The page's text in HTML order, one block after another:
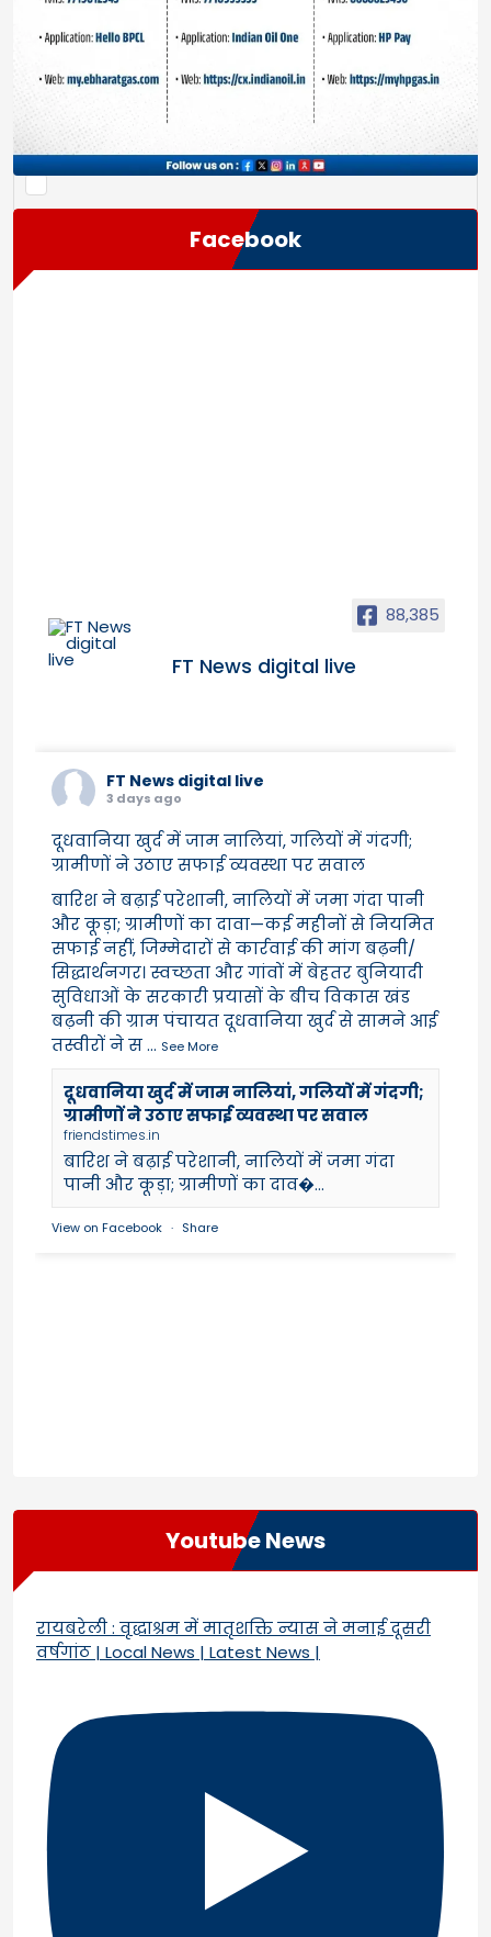
Save my name, email, and website in this browser
for the next time I comment.
Facebook
88,385
FT News digital live
FT News digital live
3 days ago
दूधवानिया खुर्द में जाम नालियां, गलियों में गंदगी;
ग्रामीणों ने उठाए सफाई व्यवस्था पर सवाल
बारिश ने बढ़ाई परेशानी, नालियों में जमा गंदा पानी
और कूड़ा; ग्रामीणों का दावा—कई महीनों से नियमित
सफाई नहीं, जिम्मेदारों से कार्रवाई की मांग बढ़नी/
सिद्धार्थनगर। स्वच्छता और गांवों में बेहतर बुनियादी
सुविधाओं के सरकारी प्रयासों के बीच विकास खंड
बढ़नी की ग्राम पंचायत दूधवानिया खुर्द से सामने आई
तस्वीरों ने स... See More
दूधवानिया खुर्द में जाम नालियां, गलियों में गंदगी;
ग्रामीणों ने उठाए सफाई व्यवस्था पर सवाल
friendstimes.in
बारिश ने बढ़ाई परेशानी, नालियों में जमा गंदा
पानी और कूड़ा; ग्रामीणों का दाव�...
View on Facebook · Share
Youtube News
रायबरेली : वृद्धाश्रम में मातृशक्ति न्यास ने मनाई दूसरी
वर्षगांठ | Local News | Latest News |